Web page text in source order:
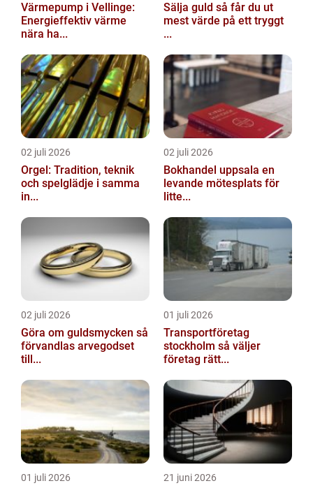
Värmepump i Vellinge:
Energieffektiv värme
nära ha...
Sälja guld så får du ut
mest värde på ett tryggt
...
02 juli 2026
Orgel: Tradition, teknik
och spelglädje i samma
in...
02 juli 2026
Bokhandel uppsala en
levande mötesplats för
litte...
02 juli 2026
Göra om guldsmycken så
förvandlas arvegodset
till...
01 juli 2026
Transportföretag
stockholm så väljer
företag rätt...
01 juli 2026 21 juni 2026